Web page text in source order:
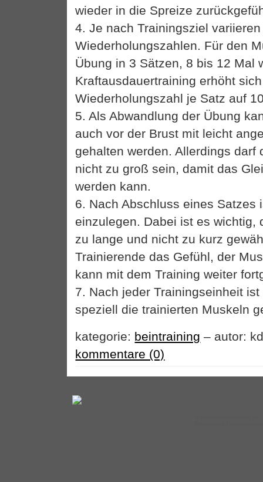
wieder in die Spreize
4. Je nach Trainingsziel
Wiederholungszahlen. Für den
Übung in 3 Sätzen, 8 bis 12 Mal
Kraftausdauertraining erhöht
Wiederholungszahl je Satz auf
5. Als Abwandlung der Übung
auch vor der Brust mit leicht
gehalten werden. Allerdings darf
nicht zu groß sein, damit das
werden kann.
6. Nach Abschluss eines Satzes
einzulegen. Dabei ist es wichtig,
zu lange und nicht zu kurz
Trainierende das Gefühl, der
kann mit dem Training weiter
7. Nach jeder Trainingseinheit
speziell die trainierten Muskeln
kategorie: beintraining – autor:
kommentare (0)